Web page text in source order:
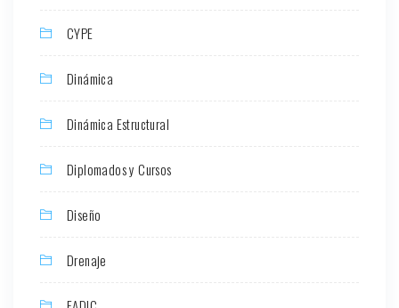
CYPE
Dinámica
Dinámica Estructural
Diplomados y Cursos
Diseño
Drenaje